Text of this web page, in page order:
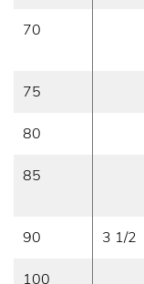
70
75
80
85
90 3 1/2
100